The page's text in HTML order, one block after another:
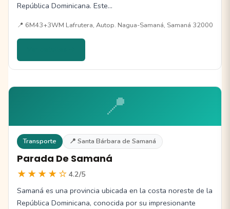
República Dominicana. Este…
📍 6M43+3WM Lafrutera, Autop. Nagua-Samaná, Samaná 32000
📍
Transporte 📍 Santa Bárbara de Samaná
Parada De Samaná
★★★★☆ 4.2/5
Samaná es una provincia ubicada en la costa noreste de la
República Dominicana, conocida por su impresionante